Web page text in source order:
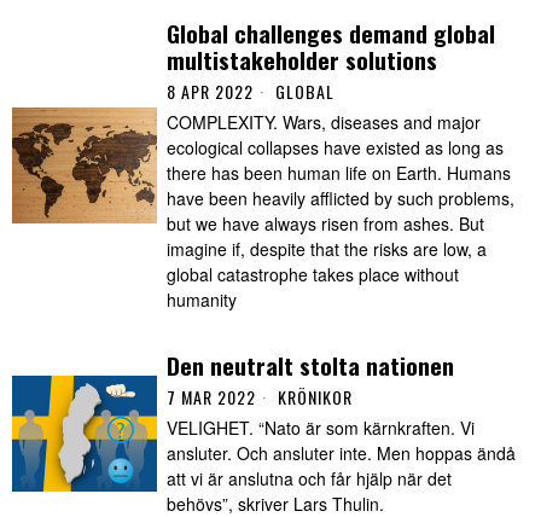
Global challenges demand global
multistakeholder solutions
8 APR 2022 GLOBAL
COMPLEXITY. Wars, diseases and major
ecological collapses have existed as long as
there has been human life on Earth. Humans
have been heavily afflicted by such problems,
but we have always risen from ashes. But
imagine if, despite that the risks are low, a
global catastrophe takes place without
humanity
Den neutralt stolta nationen
7 MAR 2022 KRÖNIKOR
VELIGHET. “Nato är som kärnkraften. Vi
ansluter. Och ansluter inte. Men hoppas ändå
att vi är anslutna och får hjälp när det
behövs”, skriver Lars Thulin.